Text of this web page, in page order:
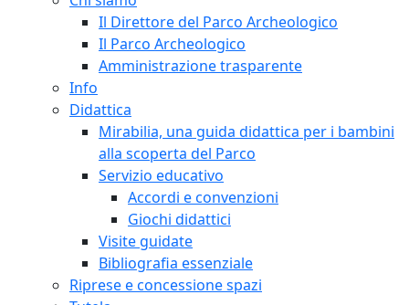
Il Direttore del Parco Archeologico
Il Parco Archeologico
Amministrazione trasparente
Info
Didattica
Mirabilia, una guida didattica per i bambini
alla scoperta del Parco
Servizio educativo
Accordi e convenzioni
Giochi didattici
Visite guidate
Bibliografia essenziale
Riprese e concessione spazi